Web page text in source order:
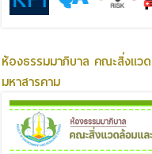
ห้องธรรมมาภิบาล คณะสิ่งแว
มหาสารคาม